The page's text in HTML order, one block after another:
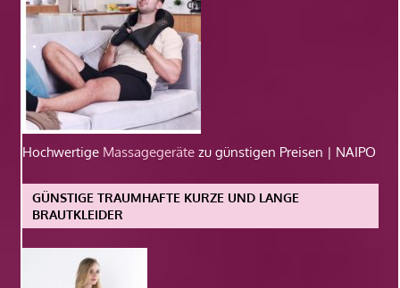
Hochwertige Massagegeräte zu günstigen Preisen | NAIPO
GÜNSTIGE TRAUMHAFTE KURZE UND LANGE
BRAUTKLEIDER